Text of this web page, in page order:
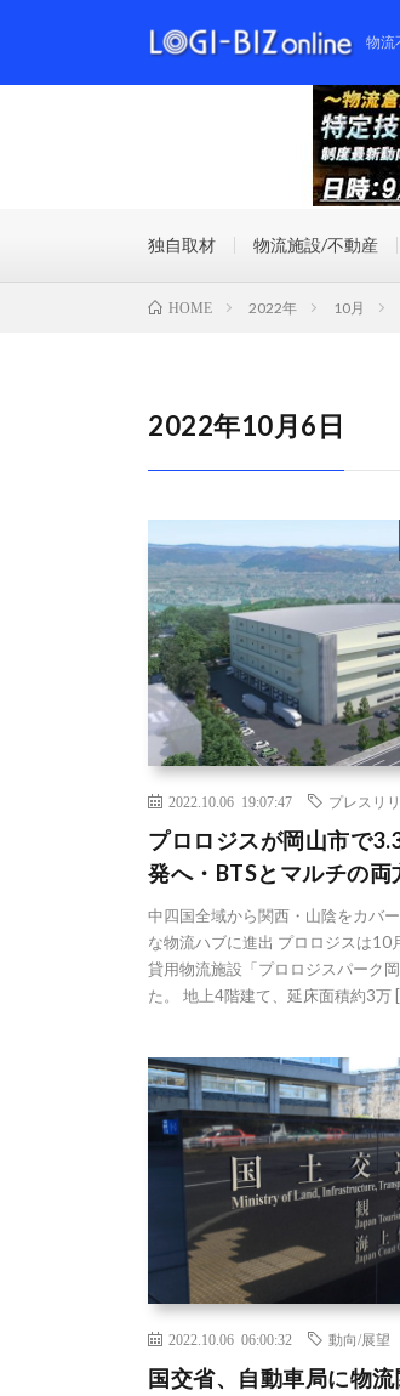
物流
独自取材 物流施設/不動産
HOME 2022年 10月
2022年10月6日
2022.10.06 19:07:47 プレスリ
プロロジスが岡山市で
発へ・BTSとマルチの両
中四国全域から関西・山陰をカバ
な物流ハブに進出 プロロジスは10
貸用物流施設「プロロジスパーク
た。 地上4階建て、延床面積約3万
2022.10.06 06:00:32 動向/展望
国交省、自動車局に物